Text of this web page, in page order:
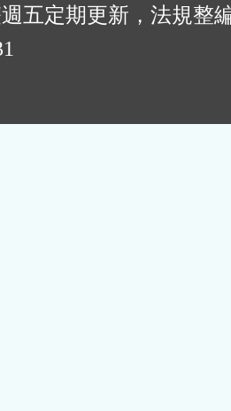
五定期更新，法規整